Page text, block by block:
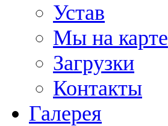
Устав
Мы на карте
Загрузки
Контакты
Галерея